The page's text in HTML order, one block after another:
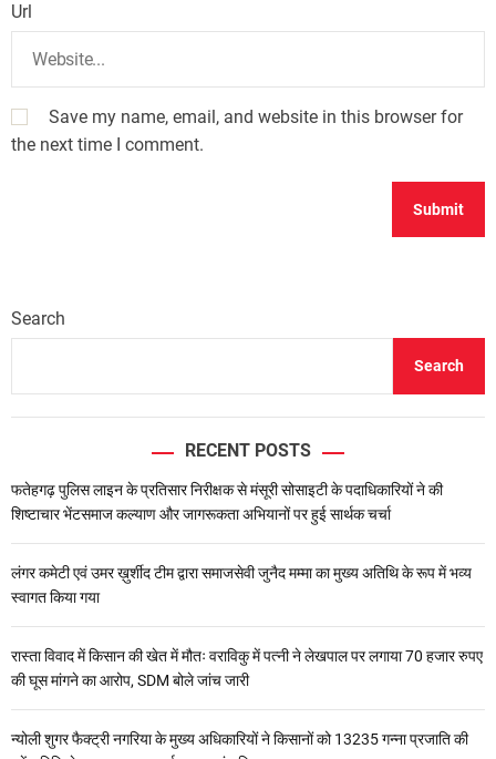
Url
Save my name, email, and website in this browser for
the next time I comment.
Search
Search
RECENT POSTS
फतेहगढ़ पुलिस लाइन के प्रतिसार निरीक्षक से मंसूरी सोसाइटी के पदाधिकारियों ने की
शिष्टाचार भेंटसमाज कल्याण और जागरूकता अभियानों पर हुई सार्थक चर्चा
लंगर कमेटी एवं उमर ख़ुर्शीद टीम द्वारा समाजसेवी जुनैद मम्मा का मुख्य अतिथि के रूप में भव्य
स्वागत किया गया
रास्ता विवाद में किसान की खेत में मौतः वराविकु में पत्नी ने लेखपाल पर लगाया 70 हजार रुपए
की घूस मांगने का आरोप, SDM बोले जांच जारी
न्योली शुगर फैक्ट्री नगरिया के मुख्य अधिकारियों ने किसानों को 13235 गन्ना प्रजाति की